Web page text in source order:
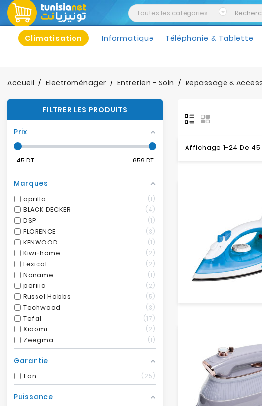
Climatisation Informatique Téléphonie & Tablette
Accueil Electroménager Entretien – Soin Repassage &
FILTRER LES PRODUITS
Prix
45 DT 659 DT
Marques
aprilla
1
BLACK DECKER
4
DSP
1
FLORENCE
3
KENWOOD
1
Kiwi-home
2
Lexical
2
Noname
1
perilla
2
Russel Hobbs
5
Techwood
3
Tefal
17
Xiaomi
2
Zeegma
1
Garantie
1 an 25
Puissance
Affichage 1-24 De